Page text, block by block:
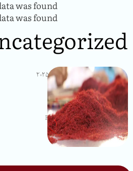
was found
was found
Red Gold دسمبر 1, 2025
سوالات متداول
Uncategorized
Reading Time: 1 minute